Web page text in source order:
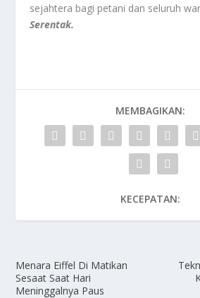
sejahtera bagi petani dan seluruh
Serentak.
MEMBAGIKAN:
KECEPATAN:
Menara Eiffel Di Matikan
Sesaat Saat Hari
Meninggalnya Paus